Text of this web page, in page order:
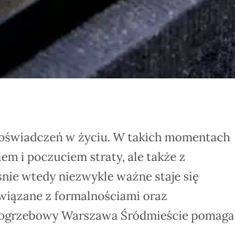
w życiu. W takich momentach
i poczuciem straty, ale także z
wtedy niezwykle ważne staje się
z formalnościami oraz
Warszawa Śródmieście pomaga